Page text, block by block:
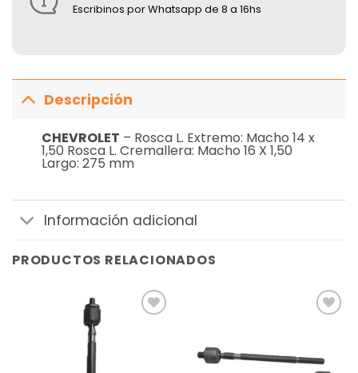
Escribinos por Whatsapp de 8 a 16hs
Descripción
CHEVROLET – Rosca L. Extremo: Macho 14 x
1,50 Rosca L. Cremallera: Macho 16 X 1,50
Largo: 275 mm
Información adicional
PRODUCTOS RELACIONADOS
deseos